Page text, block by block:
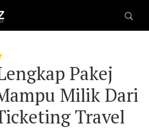
Pakej
Milik Dari
Travel